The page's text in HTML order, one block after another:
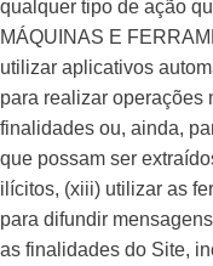
qualquer tipo de ação
MÁQUINAS E
utilizar aplicativos
para realizar operações
finalidades ou, ainda,
que possam ser
ilícitos, (xiii) utilizar as
para difundir
as finalidades do Site,